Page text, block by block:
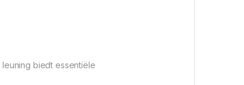
biedt essentiële